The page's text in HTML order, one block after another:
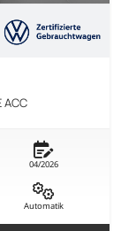
ACC
04/2026
Automatik